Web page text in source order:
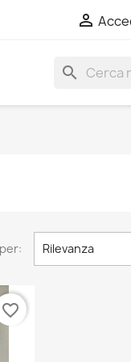

search
Rilevanza
favorite_border